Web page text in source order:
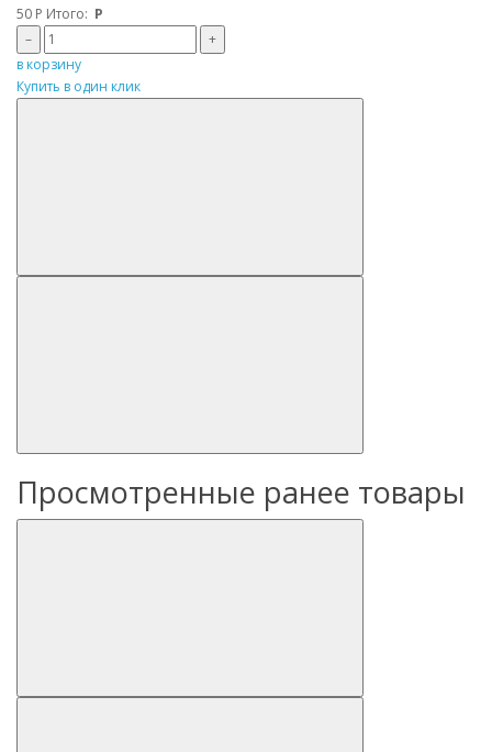
50 Р Итого: Р
–
+
в корзину
Купить в один клик
Просмотренные ранее товары